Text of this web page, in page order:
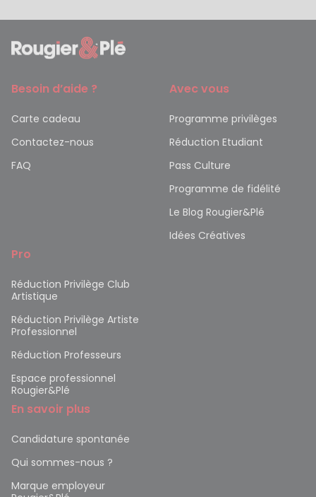
Besoin d’aide ?
Carte cadeau
Contactez-nous
FAQ
Avec vous
Programme privilèges
Réduction Etudiant
Pass Culture
Programme de fidélité
Le Blog Rougier&Plé
Idées Créatives
Pro
Réduction Privilège Club
Artistique
Réduction Privilège Artiste
Professionnel
Réduction Professeurs
Espace professionnel
Rougier&Plé
En savoir plus
Candidature spontanée
Qui sommes-nous ?
Marque employeur